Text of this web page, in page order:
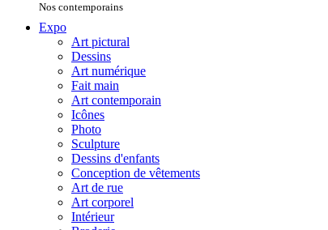
Nos contemporains
Expo
Art pictural
Dessins
Art numérique
Fait main
Art contemporain
Icônes
Photo
Sculpture
Dessins d'enfants
Conception de vêtements
Art de rue
Art corporel
Intérieur